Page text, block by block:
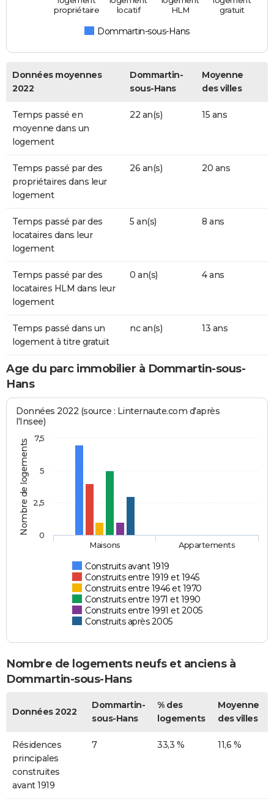
Dommartin-sous-Hans
propriétaire
locatif
HLM
gratuit
Données moyennes
2022
Dommartin-
sous-Hans
Moyenne
des villes
Temps passé en
moyenne dans un
logement
22 an(s) 15 ans
Temps passé par des
propriétaires dans leur
logement
26 an(s) 20 ans
Temps passé par des
locataires dans leur
logement
5 an(s) 8 ans
Temps passé par des
locataires HLM dans leur
logement
0 an(s) 4 ans
Temps passé dans un
logement à titre gratuit
nc an(s) 13 ans
Age du parc immobilier à Dommartin-sous-
Hans
Nombre de logements
Données 2022 (source : Linternaute.com d'après
l'Insee)
Construits avant 1919
Construits entre 1919 et 1945
Construits entre 1946 et 1970
Construits entre 1971 et 1990
Construits entre 1991 et 2005
Construits après 2005
Maisons Appartements
0
2,5
5
7,5
Nombre de logements neufs et anciens à
Dommartin-sous-Hans
Données 2022
Dommartin-
sous-Hans
% des
logements
Moyenne
des villes
Résidences
principales
construites
avant 1919
7 33,3 % 11,6 %